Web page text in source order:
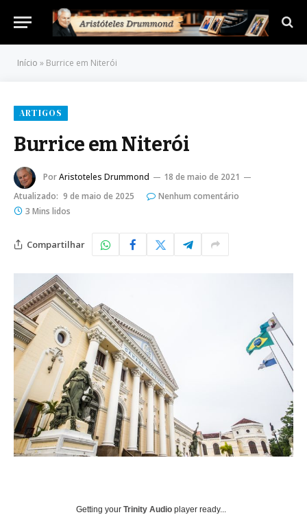
Início » Burrice em Niterói
ARTIGOS
Burrice em Niterói
PorAristoteles Drummond
18 de maio de 2021
Atualizado: 9 de maio de 2025
Nenhum comentário
3 Mins lidos
Compartilhar
Getting your Trinity Audio player ready...